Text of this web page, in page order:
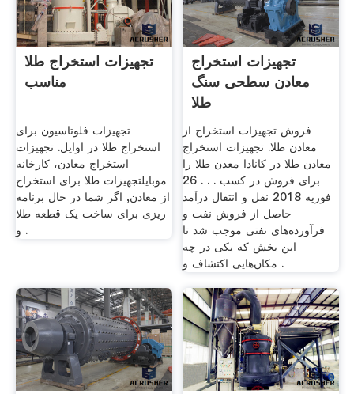
تجهیزات استخراج طلا
مناسب
تجهیزات فلوتاسیون برای
استخراج طلا در اوایل. تجهیزات
استخراج معادن، کارخانه
موبایلتجهیزات طلا برای استخراج
از معادن, اگر شما در حال برنامه
ریزی برای ساخت یک قطعه طلا
و .
تجهیزات استخراج
معادن سطحی سنگ
طلا
فروش تجهیزات استخراج از
معادن طلا. تجهیزات استخراج
معادن طلا در کانادا معدن طلا را
برای فروش در کسب . . . 26
فوریه 2018 نقل و انتقال درآمد
حاصل از فروش نفت و
فرآورده‌های نفتی موجب شد تا
این بخش که یکی در چه
مکان‌هایی اکتشاف و .